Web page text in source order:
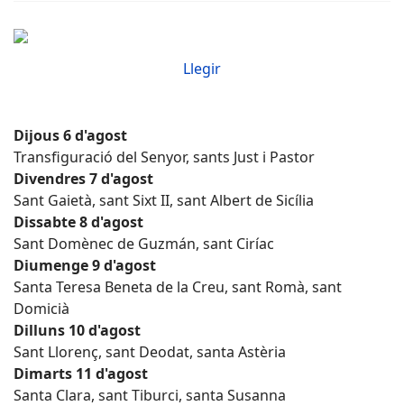
Llegir
Dijous 6 d'agost
Transfiguració del Senyor, sants Just i Pastor
Divendres 7 d'agost
Sant Gaietà, sant Sixt II, sant Albert de Sicília
Dissabte 8 d'agost
Sant Domènec de Guzmán, sant Ciríac
Diumenge 9 d'agost
Santa Teresa Beneta de la Creu, sant Romà, sant
Domicià
Dilluns 10 d'agost
Sant Llorenç, sant Deodat, santa Astèria
Dimarts 11 d'agost
Santa Clara, sant Tiburci, santa Susanna